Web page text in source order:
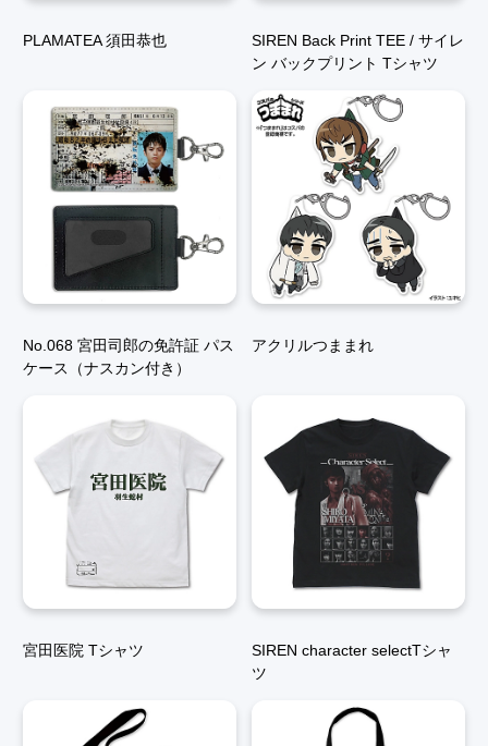
PLAMATEA 須田恭也
SIREN Back Print TEE / サイレ
ン バックプリント Tシャツ
No.068 宮田司郎の免許証 パス
ケース（ナスカン付き）
アクリルつままれ
宮田医院 Tシャツ
SIREN character selectTシャ
ツ